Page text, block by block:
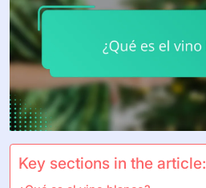
Key sections in the article: